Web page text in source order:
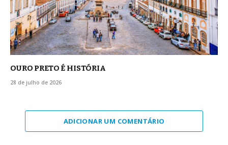
OURO PRETO É HISTÓRIA
28 de julho de 2026
ADICIONAR UM COMENTÁRIO